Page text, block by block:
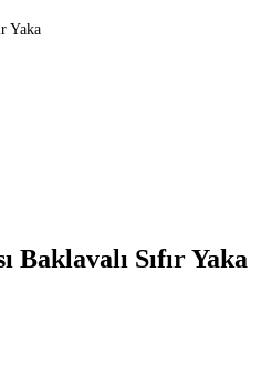
Yaka
Baklavalı Sıfır Yaka